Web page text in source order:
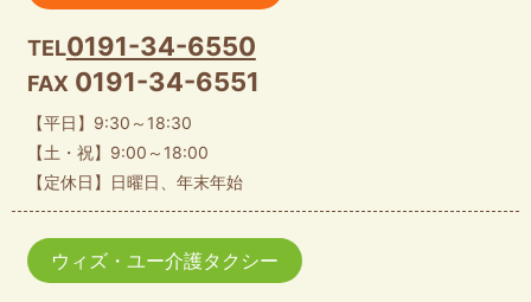
TEL0191-34-6550
FAX 0191-34-6551
【平日】9:30～18:30
【土・祝】9:00～18:00
【定休日】日曜日、年末年始
ウィズ・ユー介護タクシー